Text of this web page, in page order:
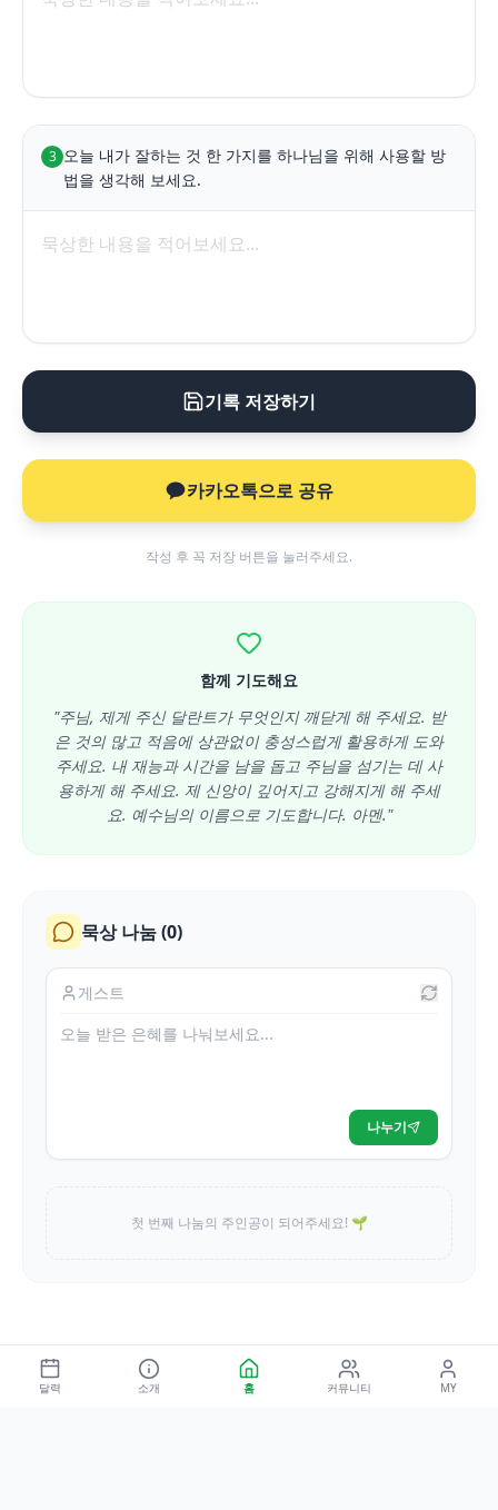
3 오늘 내가 잘하는 것 한 가지를 하나님을 위해 사용할 방
법을 생각해 보세요.
기록 저장하기
카카오톡으로 공유
작성 후 꼭 저장 버튼을 눌러주세요.
함께 기도해요
"주님, 제게 주신 달란트가 무엇인지 깨닫게 해 주세요. 받
은 것의 많고 적음에 상관없이 충성스럽게 활용하게 도와
주세요. 내 재능과 시간을 남을 돕고 주님을 섬기는 데 사
용하게 해 주세요. 제 신앙이 깊어지고 강해지게 해 주세
요. 예수님의 이름으로 기도합니다. 아멘."
묵상 나눔 (0)
나누기
첫 번째 나눔의 주인공이 되어주세요! 🌱
달력 소개 홈 커뮤니티 MY